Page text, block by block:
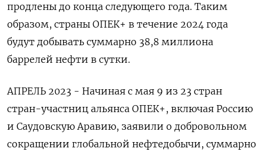
продлены до конца следующего года. ‌Таким
образом, страны ОПЕК+ в течение 2024 года
будут добывать суммарно 38,8 миллиона
баррелей нефти в сутки.
АПРЕЛЬ 2023 - Начиная с мая 9 из 23 стран
стран-участниц альянса ОПЕК+, включая Россию
и Саудовскую Аравию, заявили о добровольном
сокращении глобальной нефтедобычи, суммарно